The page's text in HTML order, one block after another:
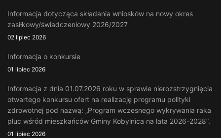
Informacja dotycząca składania wniosków na nowy okres
zasiłkowy/świadczeniowy 2026/2027
02 lipiec 2026
Informacja o konkursie
01 lipiec 2026
Informacja z dnia 01.07.2026 roku w sprawie nierozstrzygnięcia
otwartego konkursu ofert na realizację programu polityki
zdrowotnej pod nazwą: „Program wczesnego wykrywania raka
płuc wśród mieszkańców Gminy Kobylnica na lata 2026-2028”.
01 lipiec 2026